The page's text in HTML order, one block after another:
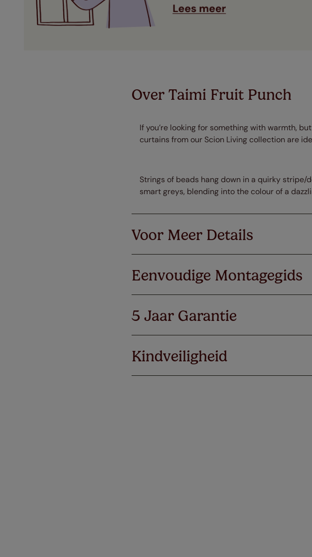
Over Taimi Fruit Punch
If you’re looking for something with warmth,
curtains from our Scion Living collection are
Strings of beads hang down in a quirky
smart greys, blending into the colour of a
Voor Meer Details
Eenvoudige Montagegids
5 Jaar Garantie
Kindveiligheid